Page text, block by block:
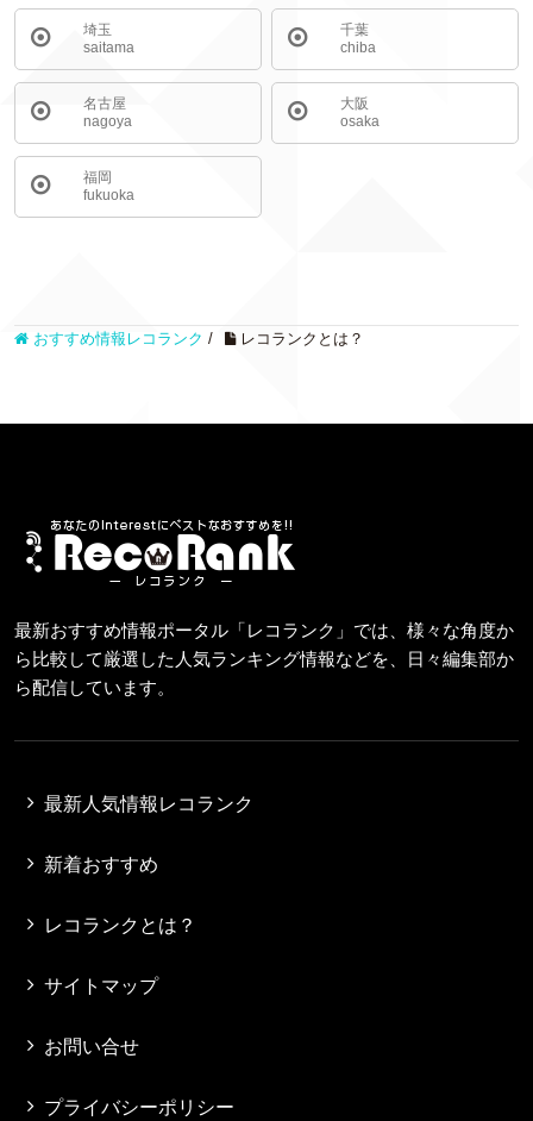
埼玉
saitama
千葉
chiba
名古屋
nagoya
大阪
osaka
福岡
fukuoka
おすすめ情報レコランク / レコランクとは？
最新おすすめ情報ポータル「レコランク」では、様々な角度か
ら比較して厳選した人気ランキング情報などを、日々編集部か
ら配信しています。
最新人気情報レコランク
新着おすすめ
レコランクとは？
サイトマップ
お問い合せ
プライバシーポリシー